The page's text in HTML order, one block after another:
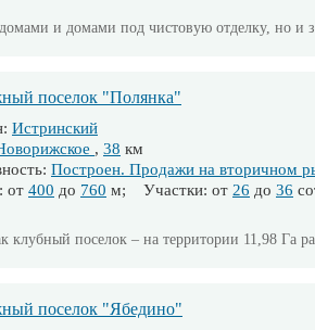
и домами под чистовую отделку, но и
поселок "Полянка"
Истринский
, 38 км
Построен. Продажи на вторичном
от 400 до 760 м; Участки: от 26 до 36
клубный поселок – на территории 11,98 Га
поселок "Ябедино"